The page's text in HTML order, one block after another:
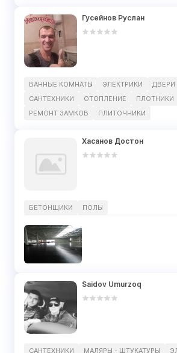
Гусейнов Руслан
ВАННЫЕ КОМНАТЫ ЭЛЕКТРИКИ ДВЕРИ
САНТЕХНИКИ
ОТОПЛЕНИЕ ПЛОТНИКИ
РЕМОНТ ЗАМКОВ
ПЛИТОЧНИКИ
Хасанов Достон
БЕТОНЩИКИ ПОЛЫ
Saidov Umurzoq
САНТЕХНИКИ МАЛЯРЫ - ШТУКАТУРЫ